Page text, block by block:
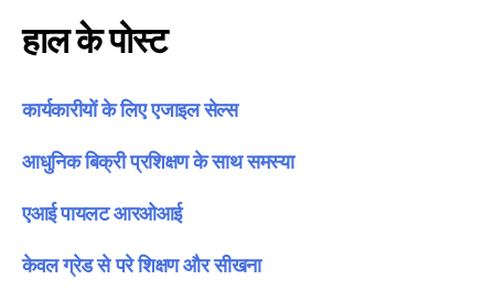
हाल के पोस्ट
कार्यकारीयों के लिए एजाइल सेल्स
आधुनिक बिक्री प्रशिक्षण के साथ समस्या
एआई पायलट आरओआई
केवल ग्रेड से परे शिक्षण और सीखना